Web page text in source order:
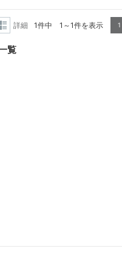
示
詳細 1件中 1～1件を表示 1
覧